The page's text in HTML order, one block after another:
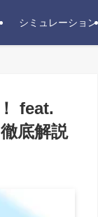
シミュレーション
feat.
底解説